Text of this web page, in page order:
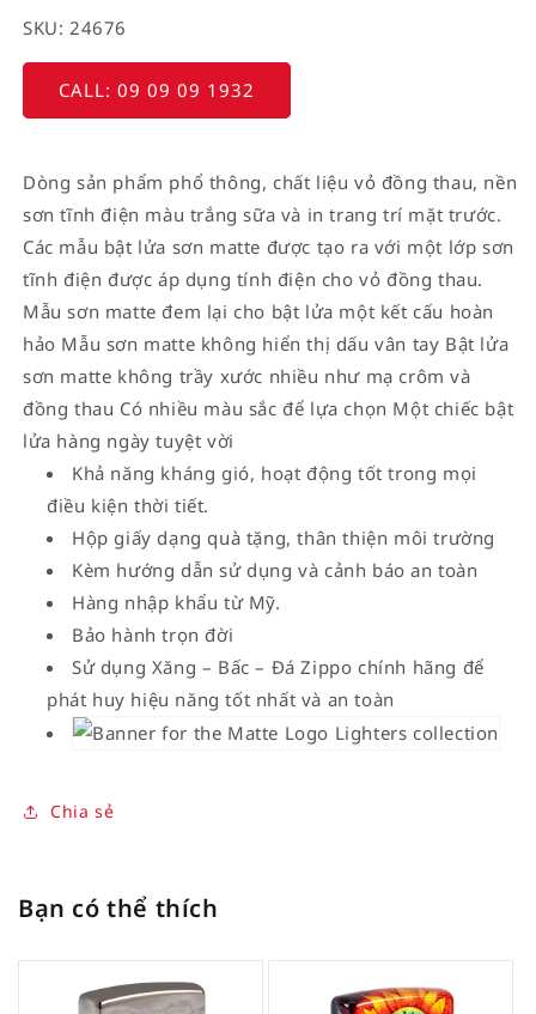
SKU: 24676
CALL: 09 09 09 1932
Dòng sản phẩm phổ thông, chất liệu vỏ đồng thau, nền
sơn tĩnh điện màu trắng sữa và in trang trí mặt trước.
Các mẫu bật lửa sơn matte được tạo ra với một lớp sơn
tĩnh điện được áp dụng tính điện cho vỏ đồng thau.
Mẫu sơn matte đem lại cho bật lửa một kết cấu hoàn
hảo Mẫu sơn matte không hiển thị dấu vân tay Bật lửa
sơn matte không trầy xước nhiều như mạ crôm và
đồng thau Có nhiều màu sắc để lựa chọn Một chiếc bật
lửa hàng ngày tuyệt vời
Khả năng kháng gió, hoạt động tốt trong mọi
điều kiện thời tiết.
Hộp giấy dạng quà tặng, thân thiện môi trường
Kèm hướng dẫn sử dụng và cảnh báo an toàn
Hàng nhập khẩu từ Mỹ.
Bảo hành trọn đời
Sử dụng Xăng – Bấc – Đá Zippo chính hãng để
phát huy hiệu năng tốt nhất và an toàn
Chia sẻ
Bạn có thể thích